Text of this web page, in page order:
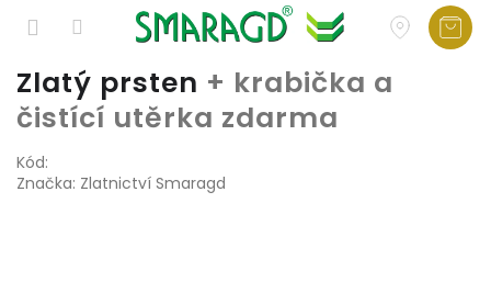
Přejít
na
obsah
Zlatý prsten + krabička a
čistící utěrka zdarma
Kód:
Značka: Zlatnictví Smaragd